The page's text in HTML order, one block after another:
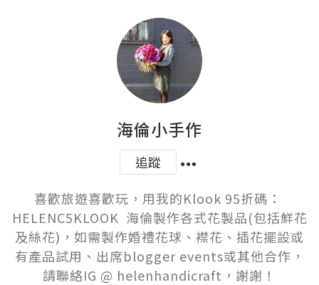
海倫小手作
追蹤
喜歡旅遊喜歡玩，用我的Klook 95折碼：
HELENC5KLOOK  海倫製作各式花製品(包括鮮花
及絲花)，如需製作婚禮花球、襟花、插花擺設或
有產品試用、出席blogger events或其他合作，
請聯絡IG @ helenhandicraft，謝謝！